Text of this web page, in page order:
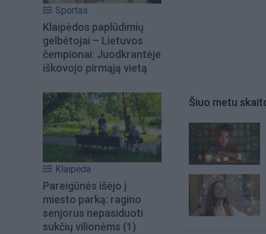
Sportas
Klaipėdos paplūdimių
gelbėtojai – Lietuvos
čempionai: Juodkrantėje
iškovojo pirmąją vietą
Klaipėda
Pareigūnės išėjo į
miesto parką: ragino
senjorus nepasiduoti
sukčių vilionėms (1)
Šiuo metu